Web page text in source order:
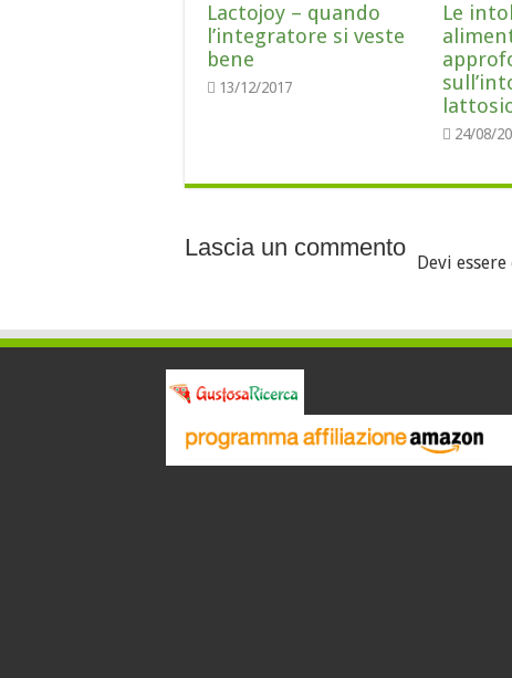
Lactojoy – quando
l’integratore si veste
bene
13/12/2017
Le
24/08/
Lascia un commento
Devi essere